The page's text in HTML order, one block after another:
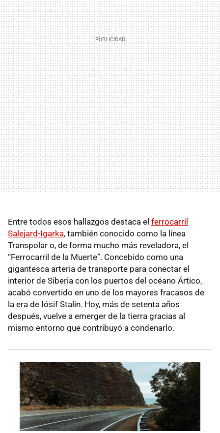
Entre todos esos hallazgos destaca el ferrocarril
Salejard-Igarka, también conocido como la línea
Transpolar o, de forma mucho más reveladora, el
“Ferrocarril de la Muerte”. Concebido como una
gigantesca arteria de transporte para conectar el
interior de Siberia con los puertos del océano Ártico,
acabó convertido en uno de los mayores fracasos de
la era de Iósif Stalin. Hoy, más de setenta años
después, vuelve a emerger de la tierra gracias al
mismo entorno que contribuyó a condenarlo.